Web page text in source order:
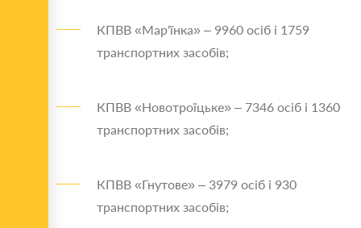
КПВВ «Мар'їнка» – 9960 осіб і 1759
транспортних засобів;
КПВВ «Новотроїцьке» – 7346 осіб і 1360
транспортних засобів;
КПВВ «Гнутове» – 3979 осіб і 930
транспортних засобів;